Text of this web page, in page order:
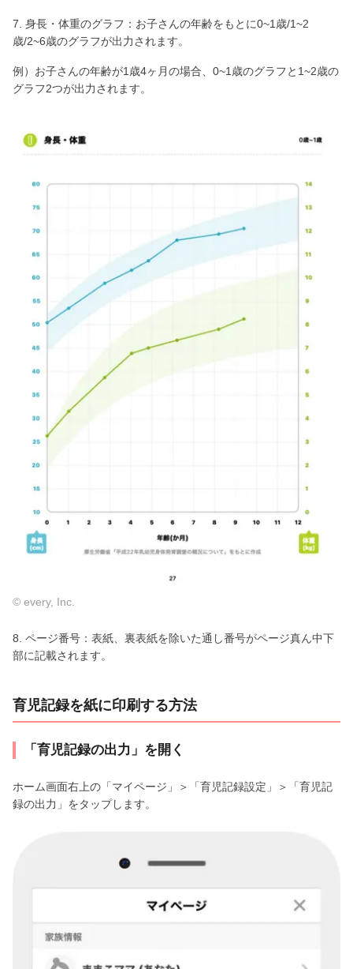
7. 身長・体重のグラフ：お子さんの年齢をもとに0~1歳/1~2
歳/2~6歳のグラフが出力されます。
例）お子さんの年齢が1歳4ヶ月の場合、0~1歳のグラフと1~2歳の
グラフ2つが出力されます。
© every, Inc.
8. ページ番号：表紙、裏表紙を除いた通し番号がページ真ん中下
部に記載されます。
育児記録を紙に印刷する方法
「育児記録の出力」を開く
ホーム画面右上の「マイページ」＞「育児記録設定」＞「育児記
録の出力」をタップします。